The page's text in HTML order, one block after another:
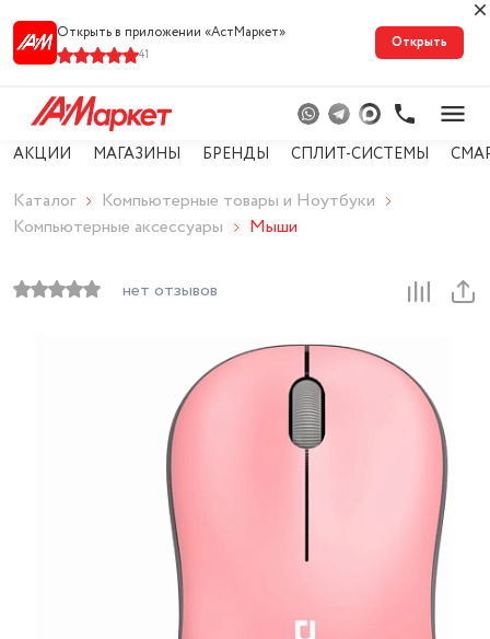
Открыть в приложении «АстМарке‪т‬»
41
Открыть
АКЦИИ МАГАЗИНЫ БРЕНДЫ СПЛИТ-СИСТЕМЫ
Каталог
Компьютерные товары и Ноутбуки
Компьютерные аксессуары
Мыши
нет отзывов